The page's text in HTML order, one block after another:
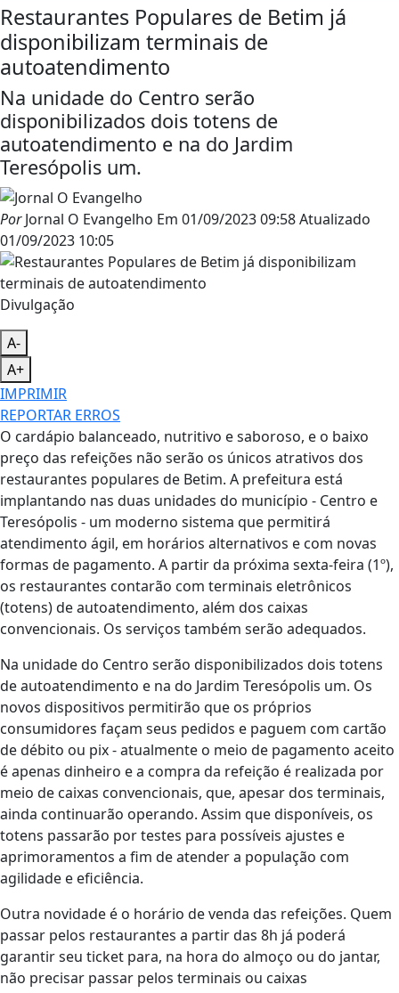
Restaurantes Populares de Betim já
disponibilizam terminais de
autoatendimento
Na unidade do Centro serão
disponibilizados dois totens de
autoatendimento e na do Jardim
Teresópolis um.
PorJornal O Evangelho Em 01/09/2023 09:58Atualizado
01/09/2023 10:05
Divulgação
A-
A+
IMPRIMIR
REPORTAR ERROS
O cardápio balanceado, nutritivo e saboroso, e o baixo
preço das refeições não serão os únicos atrativos dos
restaurantes populares de Betim. A prefeitura está
implantando nas duas unidades do município - Centro e
Teresópolis - um moderno sistema que permitirá
atendimento ágil, em horários alternativos e com novas
formas de pagamento. A partir da próxima sexta-feira (1º),
os restaurantes contarão com terminais eletrônicos
(totens) de autoatendimento, além dos caixas
convencionais. Os serviços também serão adequados.
Na unidade do Centro serão disponibilizados dois totens
de autoatendimento e na do Jardim Teresópolis um. Os
novos dispositivos permitirão que os próprios
consumidores façam seus pedidos e paguem com cartão
de débito ou pix - atualmente o meio de pagamento aceito
é apenas dinheiro e a compra da refeição é realizada por
meio de caixas convencionais, que, apesar dos terminais,
ainda continuarão operando. Assim que disponíveis, os
totens passarão por testes para possíveis ajustes e
aprimoramentos a fim de atender a população com
agilidade e eficiência.
Outra novidade é o horário de venda das refeições. Quem
passar pelos restaurantes a partir das 8h já poderá
garantir seu ticket para, na hora do almoço ou do jantar,
não precisar passar pelos terminais ou caixas